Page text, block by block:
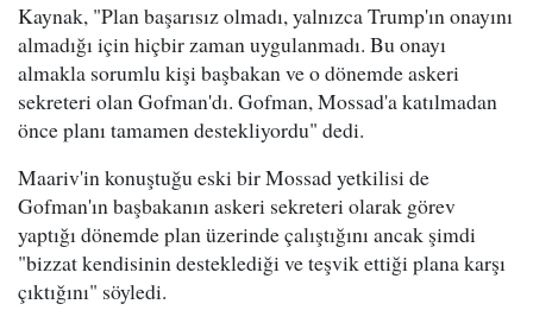
Kaynak, "Plan başarısız olmadı, yalnızca Trump'ın onayını
almadığı için hiçbir zaman uygulanmadı. Bu onayı
almakla sorumlu kişi başbakan ve o dönemde askeri
sekreteri olan Gofman'dı. Gofman, Mossad'a katılmadan
önce planı tamamen destekliyordu" dedi.
Maariv'in konuştuğu eski bir Mossad yetkilisi de
Gofman'ın başbakanın askeri sekreteri olarak görev
yaptığı dönemde plan üzerinde çalıştığını ancak şimdi
"bizzat kendisinin desteklediği ve teşvik ettiği plana karşı
çıktığını" söyledi.